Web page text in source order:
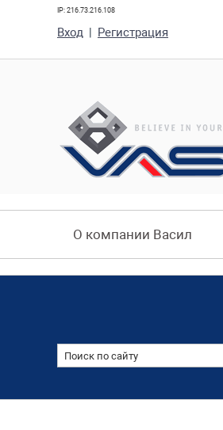
IP: 216.73.216.108
Вход | Регистрация
О компании Васил